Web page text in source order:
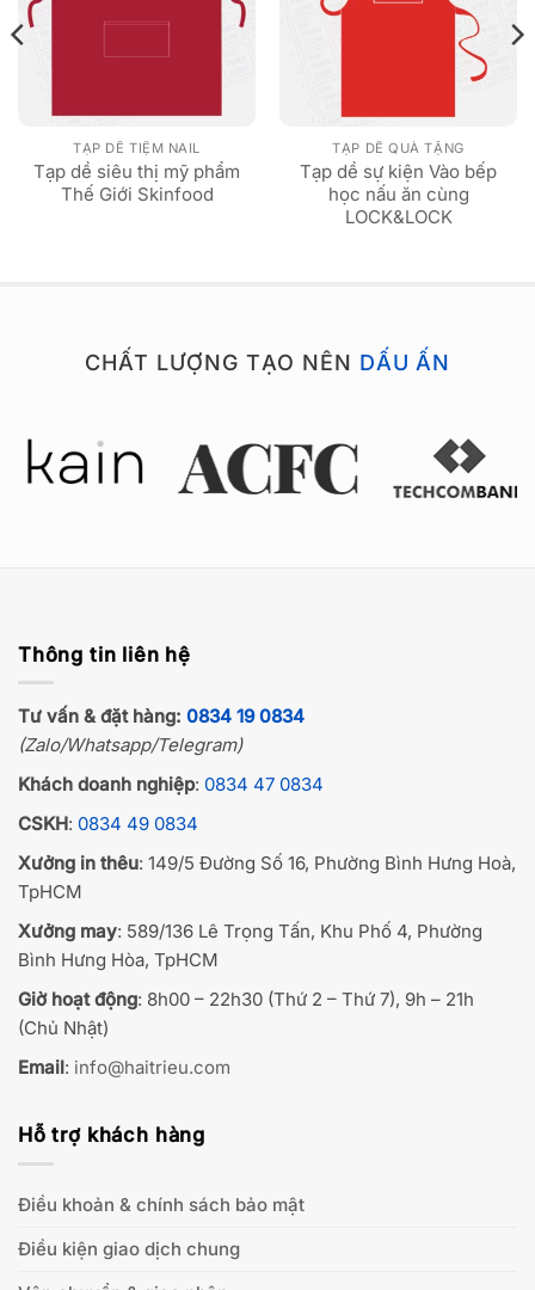
TẠP DỀ TIỆM NAIL
Tạp dề siêu thị mỹ phẩm
Thế Giới Skinfood
TẠP DỀ QUÀ TẶNG
Tạp dề sự kiện Vào bếp
học nấu ăn cùng
LOCK&LOCK
CHẤT LƯỢNG TẠO NÊN DẤU ẤN
Thông tin liên hệ
Tư vấn & đặt hàng: 0834 19 0834
(Zalo/Whatsapp/Telegram)
Khách doanh nghiệp: 0834 47 0834
CSKH: 0834 49 0834
Xưởng in thêu: 149/5 Đường Số 16, Phường Bình Hưng Hoà,
TpHCM
Xưởng may: 589/136 Lê Trọng Tấn, Khu Phố 4, Phường
Bình Hưng Hòa, TpHCM
Giờ hoạt động: 8h00 – 22h30 (Thứ 2 – Thứ 7), 9h – 21h
(Chủ Nhật)
Email: info@haitrieu.com
Hỗ trợ khách hàng
Điều khoản & chính sách bảo mật
Điều kiện giao dịch chung